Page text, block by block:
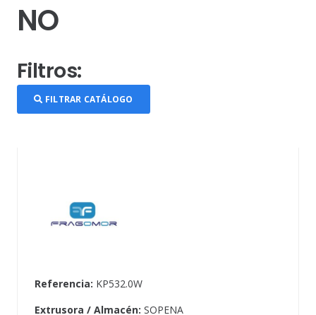
NO
Filtros:
FILTRAR CATÁLOGO
Referencia: KP532.0W
Extrusora / Almacén: SOPENA